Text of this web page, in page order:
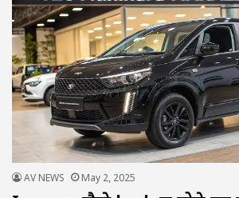
AV NEWS May 2, 2025